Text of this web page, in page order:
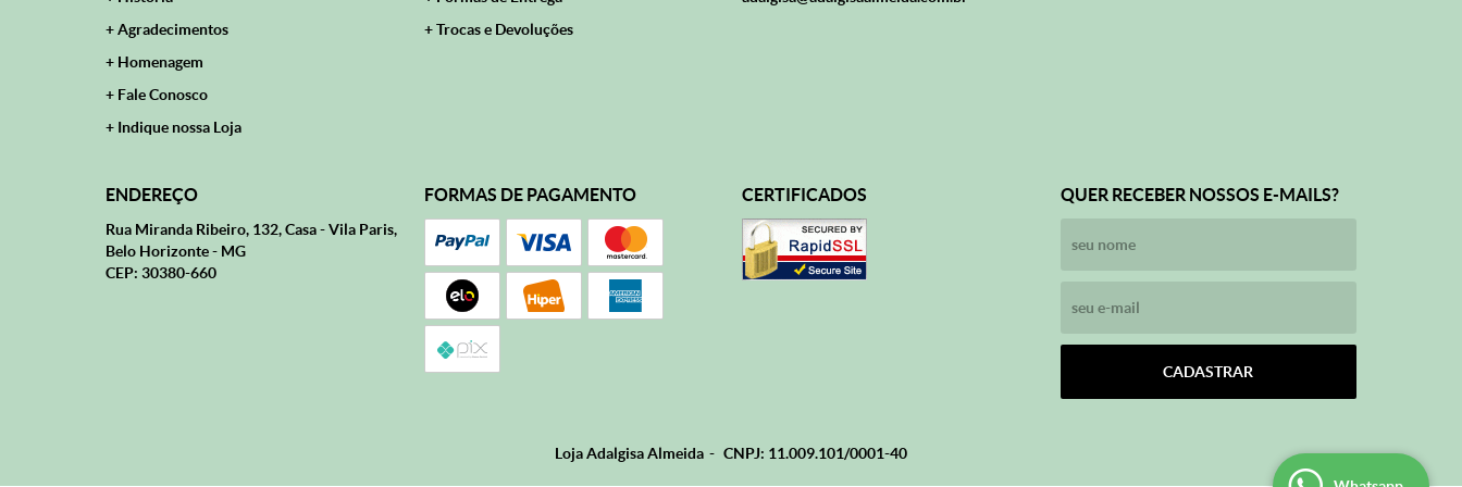
Agradecimentos
Homenagem
Fale Conosco
Indique nossa Loja
Trocas e Devoluções
ENDEREÇO
Rua Miranda Ribeiro, 132, Casa-Vila Paris,
Belo Horizonte- MG
CEP: 30380-660
FORMAS DE PAGAMENTO CERTIFICADOS QUER RECEBER NOSSOS E-MAILS?
CADASTRAR
Loja Adalgisa Almeida
CNPJ: 11.009.101/0001-40